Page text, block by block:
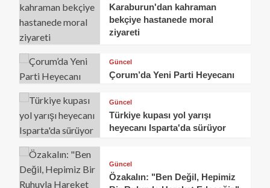
Karaburun'dan kahraman
bekçiye hastanede moral
ziyareti
Güncel
Çorum’da Yeni Parti Heyecanı
Güncel
Türkiye kupası yol yarışı
heyecanı Isparta'da sürüyor
Güncel
Özakalın: "Ben Değil, Hepimiz